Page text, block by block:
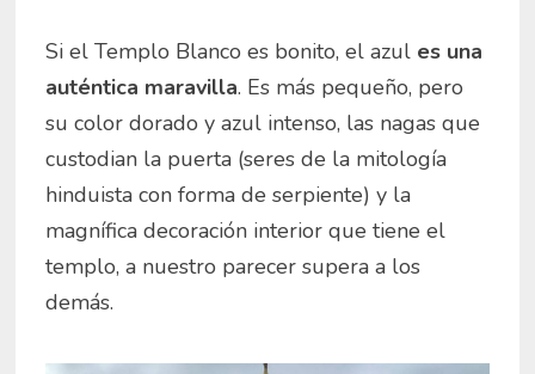
Si el Templo Blanco es bonito, el azul es una
auténtica maravilla. Es más pequeño, pero
su color dorado y azul intenso, las nagas que
custodian la puerta (seres de la mitología
hinduista con forma de serpiente) y la
magnífica decoración interior que tiene el
templo, a nuestro parecer supera a los
demás.